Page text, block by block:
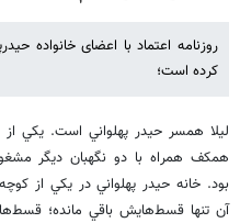
روزنامه اعتماد با اعضای خانواده
کرده است؛
ليلا همسر حيدر پهلواني است. يكي
همكف همراه با دو نگهبان ديگر
بود. خانه حيدر پهلواني در يكي از
آن تنها قسط‌هايش باقي مانده؛